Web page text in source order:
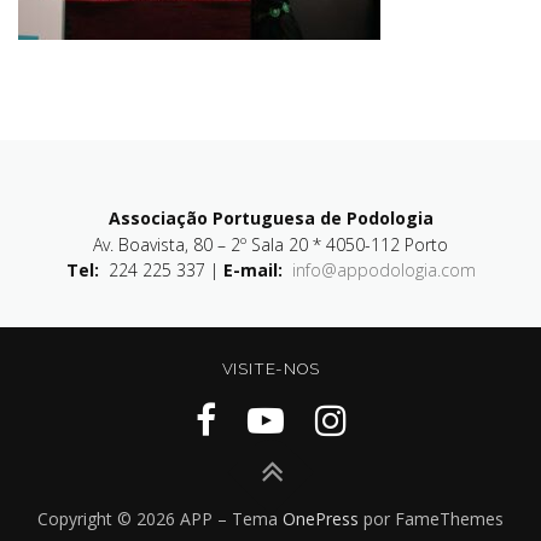
Associação Portuguesa de Podologia
Av. Boavista, 80 – 2º Sala 20 * 4050-112 Porto
Tel: 224 225 337 | E-mail: info@appodologia.com
VISITE-NOS
Copyright © 2026 APP – Tema OnePress por FameThemes